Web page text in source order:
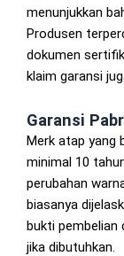
menunjukkan
Produsen
dokumen
klaim garansi
Garansi
Merk atap yang
minimal 10
perubahan
biasanya
bukti pembelian
jika dibutuhkan.